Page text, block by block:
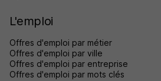
L'emploi
Offres d'emploi par métier
Offres d'emploi par ville
Offres d'emploi par entreprise
Offres d'emploi par mots clés